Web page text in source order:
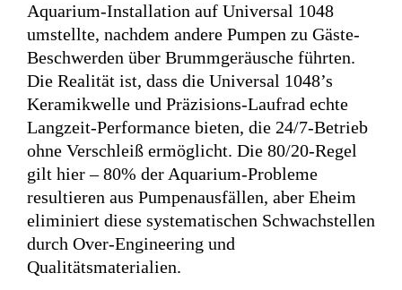
Aquarium-Installation auf Universal 1048
umstellte, nachdem andere Pumpen zu Gäste-
Beschwerden über Brummgeräusche führten.
Die Realität ist, dass die Universal 1048’s
Keramikwelle und Präzisions-Laufrad echte
Langzeit-Performance bieten, die 24/7-Betrieb
ohne Verschleiß ermöglicht. Die 80/20-Regel
gilt hier – 80% der Aquarium-Probleme
resultieren aus Pumpenausfällen, aber Eheim
eliminiert diese systematischen Schwachstellen
durch Over-Engineering und
Qualitätsmaterialien.